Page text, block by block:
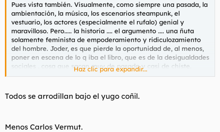
Pues vista también. Visualmente, como siempre una pasada, la
ambientación, la música, los escenarios steampunk, el
vestuario, los actores (especialmente el rufalo) genial y
maravilloso. Pero..... la historia .... el argumento .... una ñuta
solamente feminista de empoderamiento y ridiculozamiento
del hombre. Joder, es que pierde la oportunidad de, al menos,
poner en escena de lo q iba el libro, que es de la desigualdades
sociales , cosa que sacan muy de pasada y casi de chiste.
tiene consecuencias ser puta. No falta el personaje negro
empoderado incluso la escena con negra bollera para ser más
Haz clic para expandir...
Todos se arrodillan bajo el yugo coñil.
Menos Carlos Vermut.